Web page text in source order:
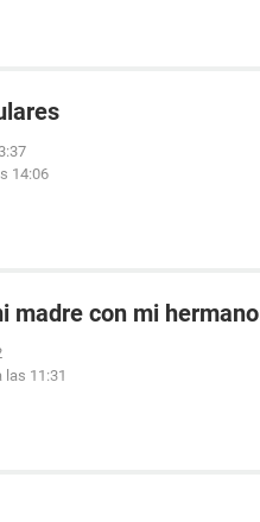
14:06
madre con mi hermano
las 11:31